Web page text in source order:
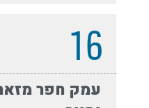
16
עמק חפר